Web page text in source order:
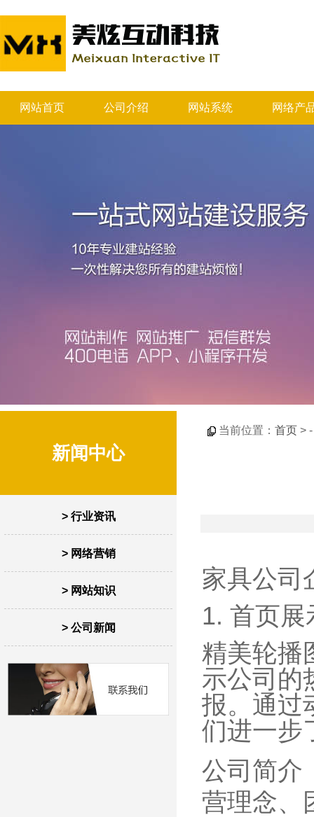
网站首页 公司介绍 网站系统 网络产
新闻中心
> 行业资讯
> 网络营销
> 网站知识
> 公司新闻
当前位置： 首页 >
家具公司
1. 首页展
精美轮播
示公司的
报。通过
们进一步
公司简介
营理念、